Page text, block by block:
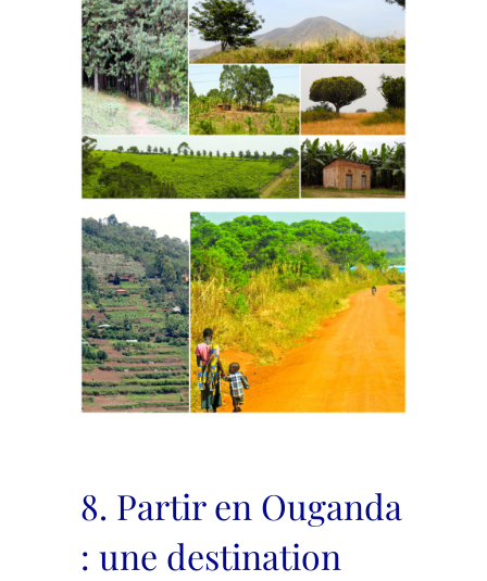
8. Partir en Ouganda
: une destination